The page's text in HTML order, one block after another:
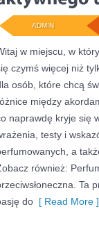
ADMIN
w miejscu, w
czymś więcej niż
osób, które chcą
między
naprawdę kryje się
testy i
a
również:
Ta
do [ Read More ]